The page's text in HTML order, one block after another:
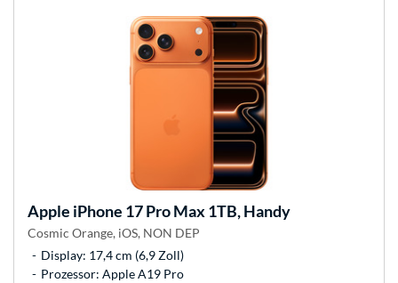
Apple iPhone 17 Pro Max 1TB, Handy
Cosmic Orange, iOS, NON DEP
Display: 17,4 cm (6,9 Zoll)
Prozessor: Apple A19 Pro